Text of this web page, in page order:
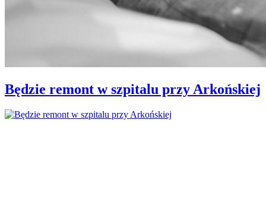
Będzie remont w szpitalu przy Arkońskiej